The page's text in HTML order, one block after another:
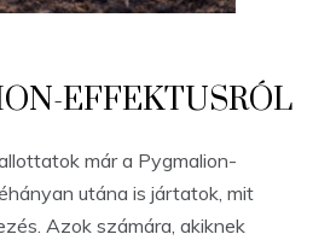
EFFEKTUSRÓL
már a Pygmalion-
utána is jártatok, mit
Azok számára, akiknek